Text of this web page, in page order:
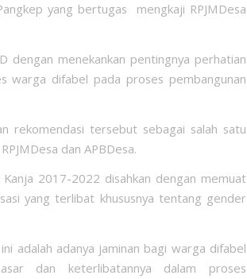
yang bertugas mengkaji RPJMDesa
dengan menekankan pentingnya perhatian
warga difabel pada proses pembangunan
rekomendasi tersebut sebagai salah satu
dan APBDesa.
2017-2022 disahkan dengan memuat
yang terlibat khususnya tentang gender
adalah adanya jaminan bagi warga difabel
dan keterlibatannya dalam proses